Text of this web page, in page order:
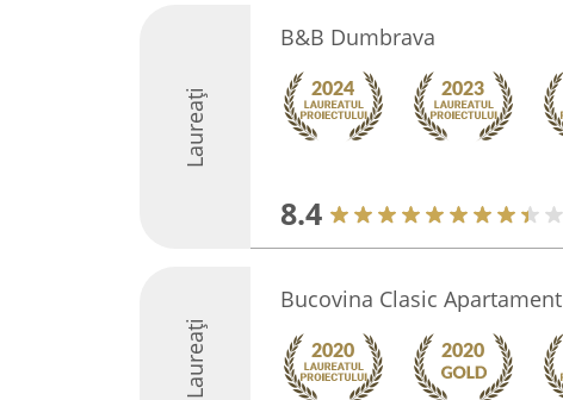
Laureați
B&B Dumbrava
8.4
Laureați
Bucovina Clasic Apartament